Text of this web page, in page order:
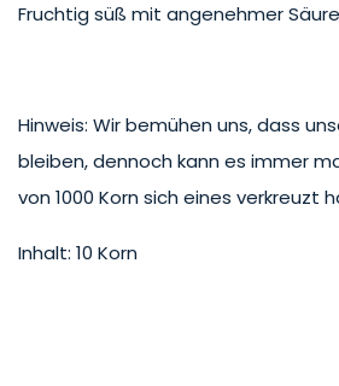
Fruchtig süß mit angenehmer
Hinweis: Wir bemühen uns, dass
bleiben, dennoch kann es immer
von 1000 Korn sich eines verkreuzt
Inhalt: 10 Korn